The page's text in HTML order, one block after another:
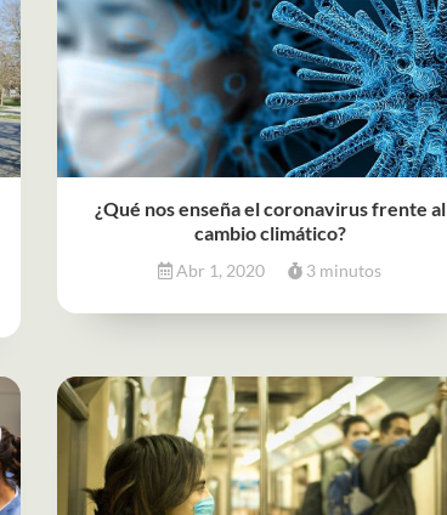
¿Qué nos enseña el coronavirus frente al
cambio climático?
Abr 1, 2020 3 minutos